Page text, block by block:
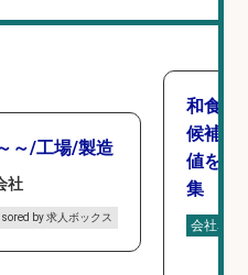
～/工場/製造
社
by 求人ボックス
和食,
候補/
値を上
集
会社名